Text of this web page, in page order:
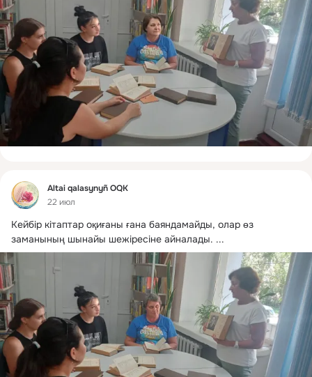
Фид
Altai qalasynyñ OQK
22 июл
Кейбір кітаптар оқиғаны ғана баяндамайды, олар өз
заманының шынайы шежіресіне айналады. ...